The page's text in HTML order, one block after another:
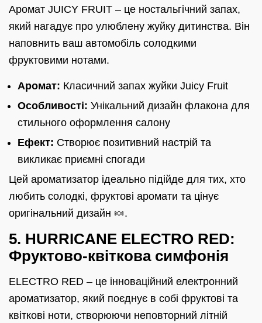
Аромат JUICY FRUIT – це ностальгічний запах,
який нагадує про улюблену жуйку дитинства. Він
наповнить ваш автомобіль солодкими
фруктовими нотами.
Аромат: Класичний запах жуйки Juicy Fruit
Особливості: Унікальний дизайн флакона для
стильного оформлення салону
Ефект: Створює позитивний настрій та
викликає приємні спогади
Цей ароматизатор ідеально підійде для тих, хто
любить солодкі, фруктові аромати та цінує
оригінальний дизайн 🍬.
5. HURRICANE ELECTRO RED:
Фруктово-квіткова симфонія
ELECTRO RED – це інноваційний електронний
ароматизатор, який поєднує в собі фруктові та
квіткові ноти, створюючи неповторний літній